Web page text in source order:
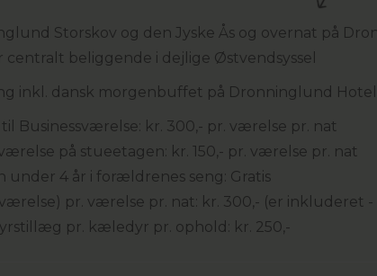
Storskov og den Jyske Ås og overnat på
centralt beliggende i dejlige Østvendsyssel
inkl. dansk morgenbuffet på Dronninglund Hotel.
Businessværelse: kr. 300,- pr. værelse pr. nat
på stueetagen: kr. 150,- pr. værelse pr. nat
under 4 år i forældrenes seng: Gratis
pr. værelse pr. nat: kr. 300,- (er inkluderet -
pr. kæledyr pr. ophold: kr. 250,-